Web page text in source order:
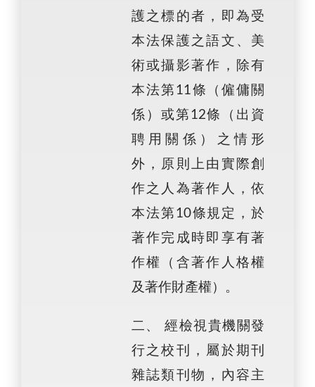
護之標的者，即為受
本法保護之語文、美
術或攝影著作，除有
本法第11條（僱傭關
係）或第12條（出資
聘用關係）之情形
外，原則上由實際創
作之人為著作人，依
本法第10條規定，於
著作完成時即享有著
作權（含著作人格權
及著作財產權）。
二、 經檢視貴機關發
行之校刊，屬於期刊
雜誌類刊物，內容主